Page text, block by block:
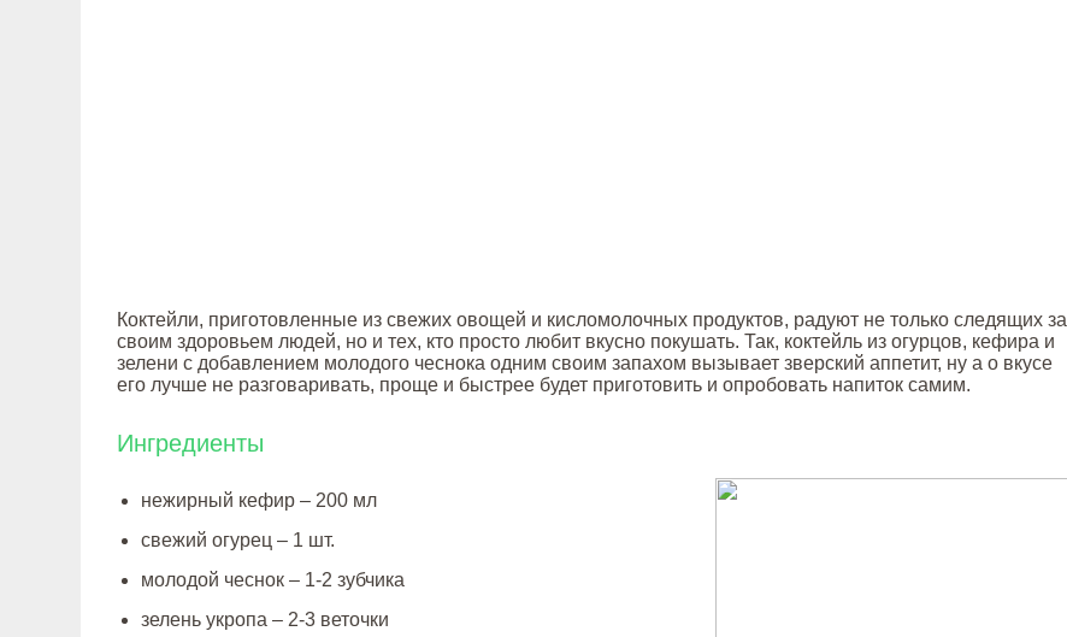
Коктейли, приготовленные из свежих овощей и кисломолочных продуктов, радуют не только следящих за
своим здоровьем людей, но и тех, кто просто любит вкусно покушать. Так, коктейль из огурцов, кефира и
зелени с добавлением молодого чеснока одним своим запахом вызывает зверский аппетит, ну а о вкусе
его лучше не разговаривать, проще и быстрее будет приготовить и опробовать напиток самим.
Ингредиенты
нежирный кефир – 200 мл
свежий огурец – 1 шт.
молодой чеснок – 1-2 зубчика
зелень укропа – 2-3 веточки